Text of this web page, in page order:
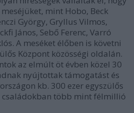
mint Hobo, Beck
György, Gryllus Vilmos,
János, Sebő Ferenc, Varró
A meséket élőben is követni
Központ közösségi oldalán.
az elmúlt öt évben közel 30
nyújtottak támogatást és
kb. 300 ezer egyszülős
családokban több mint félmillió